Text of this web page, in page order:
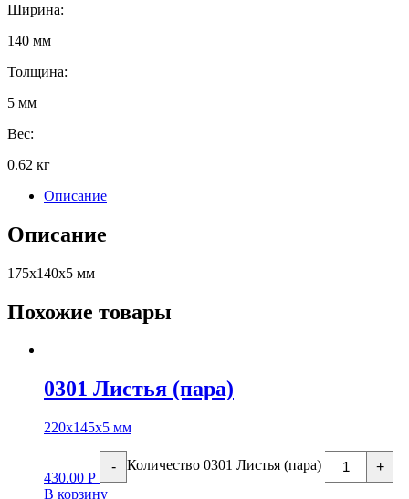
Ширина:
140 мм
Толщина:
5 мм
Вес:
0.62 кг
Описание
Описание
175х140х5 мм
Похожие товары
0301 Листья (пара)
220х145х5 мм
430.00 Р
- Количество 0301 Листья (пара)
+
В корзину